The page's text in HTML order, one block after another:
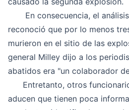
En consecuencia, el
reconoció que por lo menos
murieron en el sitio de las
general Milley dijo a los
abatidos era "un colaborador de
Entretanto, otros
aducen que tienen poca